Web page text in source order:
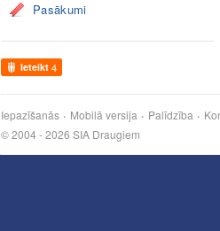
Pasākumi
Ieteikt 4
Iepazīšanās Mobilā versija Palīdzība
© 2004 - 2026 SIA Draugiem